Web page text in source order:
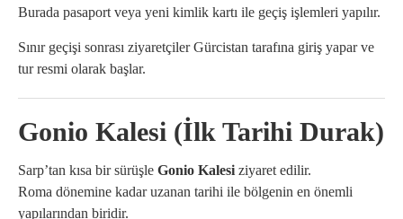
Burada pasaport veya yeni kimlik kartı ile geçiş işlemleri yapılır.
Sınır geçişi sonrası ziyaretçiler Gürcistan tarafına giriş yapar ve
tur resmi olarak başlar.
Gonio Kalesi (İlk Tarihi Durak)
Sarp’tan kısa bir sürüşle Gonio Kalesi ziyaret edilir.
Roma dönemine kadar uzanan tarihi ile bölgenin en önemli
yapılarından biridir.